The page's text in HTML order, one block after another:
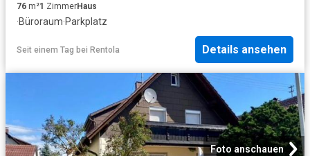
76 m²1 ZimmerHaus
·Büroraum·Parkplatz
Seit einem Tag bei Rentola Details ansehen
Foto anschauen